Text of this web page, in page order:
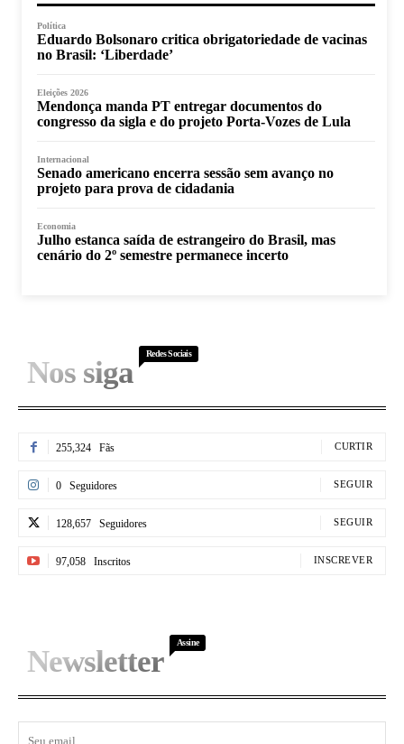
Política
Eduardo Bolsonaro critica obrigatoriedade de vacinas
no Brasil: ‘Liberdade’
Eleições 2026
Mendonça manda PT entregar documentos do
congresso da sigla e do projeto Porta-Vozes de Lula
Internacional
Senado americano encerra sessão sem avanço no
projeto para prova de cidadania
Economia
Julho estanca saída de estrangeiro do Brasil, mas
cenário do 2º semestre permanece incerto
Nos siga
Redes Sociais
255,324 Fãs CURTIR
0 Seguidores SEGUIR
128,657 Seguidores SEGUIR
97,058 Inscritos INSCREVER
Newsletter
Assine